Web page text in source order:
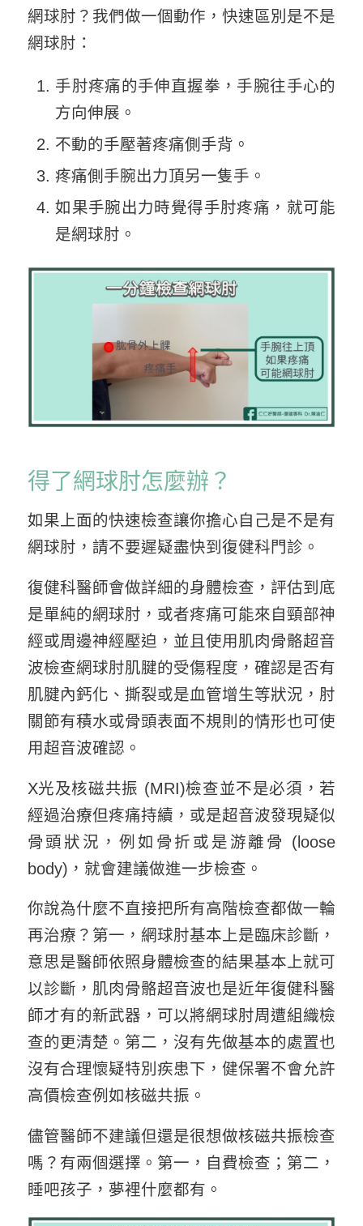
網球肘？我們做一個動作，快速區別是不是
網球肘：
手肘疼痛的手伸直握拳，手腕往手心的
方向伸展。
不動的手壓著疼痛側手背。
疼痛側手腕出力頂另一隻手。
如果手腕出力時覺得手肘疼痛，就可能
是網球肘。
得了網球肘怎麼辦？
如果上面的快速檢查讓你擔心自己是不是有
網球肘，請不要遲疑盡快到復健科門診。
復健科醫師會做詳細的身體檢查，評估到底
是單純的網球肘，或者疼痛可能來自頸部神
經或周邊神經壓迫，並且使用肌肉骨骼超音
波檢查網球肘肌腱的受傷程度，確認是否有
肌腱內鈣化、撕裂或是血管增生等狀況，肘
關節有積水或骨頭表面不規則的情形也可使
用超音波確認。
X光及核磁共振 (MRI)檢查並不是必須，若
經過治療但疼痛持續，或是超音波發現疑似
骨頭狀況，例如骨折或是游離骨 (loose
body)，就會建議做進一步檢查。
你說為什麼不直接把所有高階檢查都做一輪
再治療？第一，網球肘基本上是臨床診斷，
意思是醫師依照身體檢查的結果基本上就可
以診斷，肌肉骨骼超音波也是近年復健科醫
師才有的新武器，可以將網球肘周遭組織檢
查的更清楚。第二，沒有先做基本的處置也
沒有合理懷疑特別疾患下，健保署不會允許
高價檢查例如核磁共振。
儘管醫師不建議但還是很想做核磁共振檢查
嗎？有兩個選擇。第一，自費檢查；第二，
睡吧孩子，夢裡什麼都有。